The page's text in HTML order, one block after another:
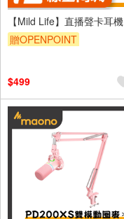
【Mild Life】直播聲卡耳機
贈OPENPOINT
$499